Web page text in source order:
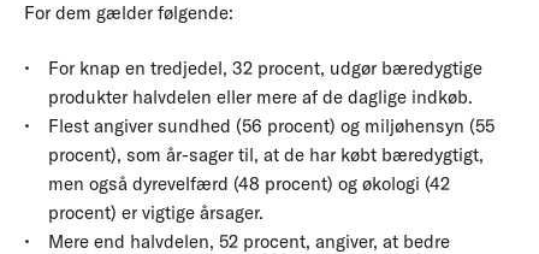
For dem gælder følgende:
For knap en tredjedel, 32 procent, udgør bæredygtige
produkter halvdelen eller mere af de daglige indkøb.
Flest angiver sundhed (56 procent) og miljøhensyn (55
procent), som år-sager til, at de har købt bæredygtigt,
men også dyrevelfærd (48 procent) og økologi (42
procent) er vigtige årsager.
Mere end halvdelen, 52 procent, angiver, at bedre